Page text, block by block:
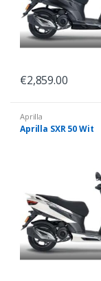
€2,859.00
Aprilla
Aprilla SXR 50 Wit